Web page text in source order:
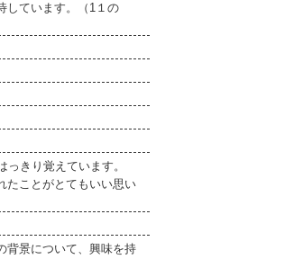
しています。（1１の
きり覚えています。
たことがとてもいい思い
背景について、興味を持